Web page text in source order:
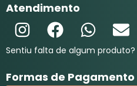
Atendimento
Sentiu falta de algum produto?
Formas de Pagamento